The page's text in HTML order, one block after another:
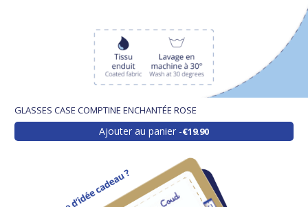
GLASSES CASE COMPTINE ENCHANTÉE ROSE
Ajouter au panier €19.90